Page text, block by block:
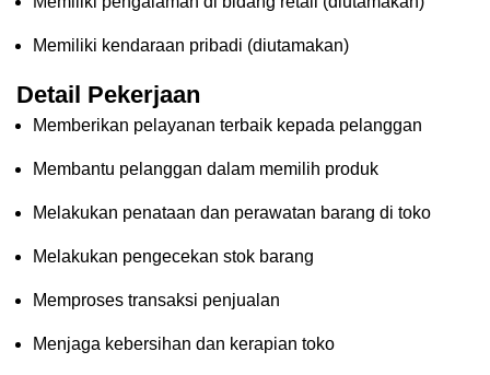
Memiliki kendaraan pribadi (diutamakan)
Detail Pekerjaan
Memberikan pelayanan terbaik kepada pelanggan
Membantu pelanggan dalam memilih produk
Melakukan penataan dan perawatan barang di toko
Melakukan pengecekan stok barang
Memproses transaksi penjualan
Menjaga kebersihan dan kerapian toko